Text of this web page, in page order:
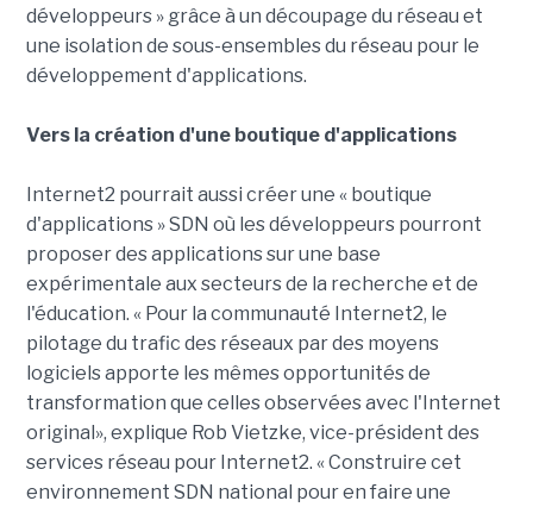
développeurs » grâce à un découpage du réseau et
une isolation de sous-ensembles du réseau pour le
développement d'applications.
Vers la création d'une boutique d'applications
Internet2 pourrait aussi créer une « boutique
d'applications » SDN où les développeurs pourront
proposer des applications sur une base
expérimentale aux secteurs de la recherche et de
l'éducation. « Pour la communauté Internet2, le
pilotage du trafic des réseaux par des moyens
logiciels apporte les mêmes opportunités de
transformation que celles observées avec l'Internet
original», explique Rob Vietzke, vice-président des
services réseau pour Internet2. « Construire cet
environnement SDN national pour en faire une